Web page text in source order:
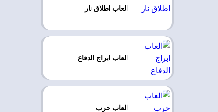
العاب اطلاق نار
العاب ابراج الدفاع
العاب حرب